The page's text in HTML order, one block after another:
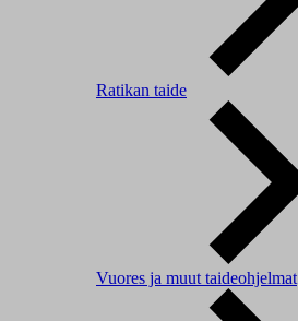
Ratikan taide
Vuores ja muut taideohjelmat